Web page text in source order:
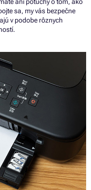
sa, my vás bezpečne
v podobe rôznych